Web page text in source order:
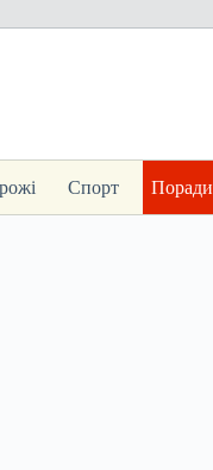
Спорт Поради